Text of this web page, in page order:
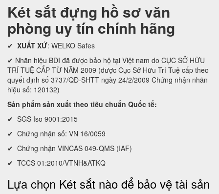
Két sắt đựng hồ sơ văn
phòng uy tín chính hãng
✔ XUẤT XỨ: WELKO Safes
✔ Nhãn hiệu BDI đã được bảo hộ tại Việt nam do CỤC SỞ HỮU
TRÍ TUỆ CẤP TỪ NĂM 2009 (được Cục Sở Hữu Trí Tuệ cấp theo
quyết định số 3737/QĐ-SHTT ngày 24/2/2009 Chứng nhận nhãn
hiệu số: 120132)
Sản phẩm sản xuất theo tiêu chuẩn Quốc tế:
✔ SGS Iso 9001:2015
✔ Chứng nhận số: VN 16/0059
✔ Chứng nhận VINCAS 049-QMS (IAF)
✔ TCCS 01:2010/VTNH&ATKQ
Lựa chọn Két sắt nào để bảo vệ tài sản